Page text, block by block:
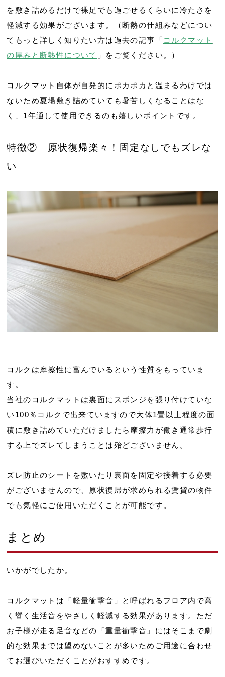
を敷き詰めるだけで裸足でも過ごせるくらいに冷たさを
軽減する効果がございます。（断熱の仕組みなどについ
てもっと詳しく知りたい方は過去の記事「 コルクマット
の厚みと断熱性について 」をご覧ください。）
コルクマット自体が自発的にポカポカと温まるわけでは
ないため夏場敷き詰めていても暑苦しくなることはな
く、1年通して使用できるのも嬉しいポイントです。
特徴② 原状復帰楽々！固定なしでもズレな
い
コルクは摩擦性に富んでいるという性質をもっていま
す。
当社のコルクマットは裏面にスポンジを張り付けていな
い100％コルクで出来ていますので大体1畳以上程度の面
積に敷き詰めていただけましたら摩擦力が働き通常歩行
する上でズレてしまうことは殆どございません。
ズレ防止のシートを敷いたり裏面を固定や接着する必要
がございませんので、原状復帰が求められる賃貸の物件
でも気軽にご使用いただくことが可能です。
まとめ
いかがでしたか。
コルクマットは「軽量衝撃音」と呼ばれるフロア内で高
く響く生活音をやさしく軽減する効果があります。ただ
お子様が走る足音などの「重量衝撃音」にはそこまで劇
的な効果までは望めないことが多いためご用途に合わせ
てお選びいただくことがおすすめです。